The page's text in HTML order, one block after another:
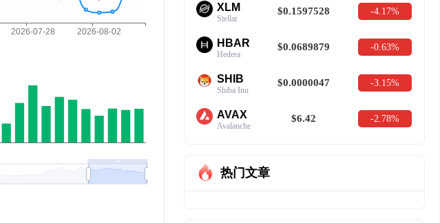
XLM
Stellar
$0.1597528 -4.17%
HBAR
Hedera
$0.0689879 -0.63%
SHIB
Shiba Inu
$0.0000047 -3.15%
AVAX
Avalanche
$6.42 -2.78%
热门文章